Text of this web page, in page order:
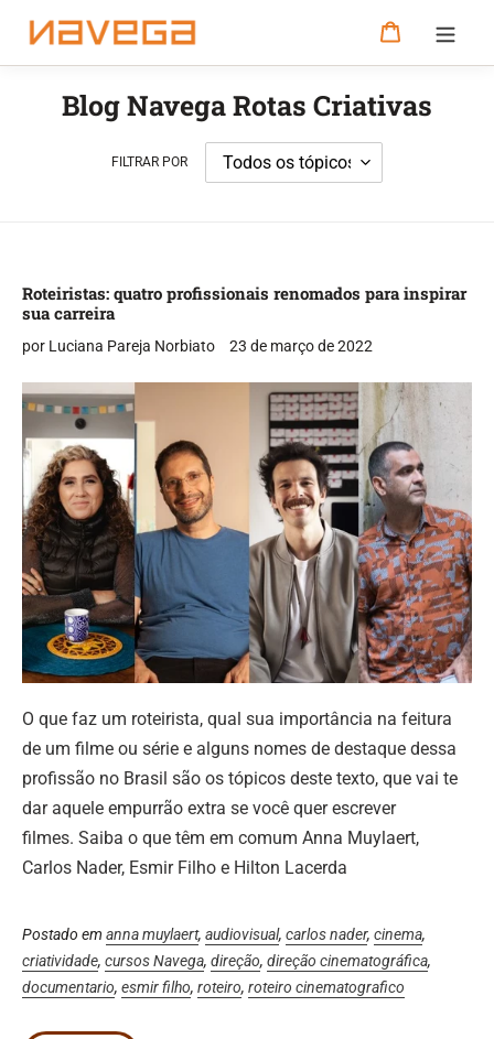
Carrinho
Blog Navega Rotas Criativas
FILTRAR POR
Roteiristas: quatro profissionais renomados para inspirar
sua carreira
por Luciana Pareja Norbiato 23 de março de 2022
O que faz um roteirista, qual sua importância na feitura
de um filme ou série e alguns nomes de destaque dessa
profissão no Brasil são os tópicos deste texto, que vai te
dar aquele empurrão extra se você quer escrever
filmes. Saiba o que têm em comum Anna Muylaert,
Carlos Nader, Esmir Filho e Hilton Lacerda
Postado em anna muylaert, audiovisual, carlos nader, cinema,
criatividade, cursos Navega, direção, direção cinematográfica,
documentario, esmir filho, roteiro, roteiro cinematografico